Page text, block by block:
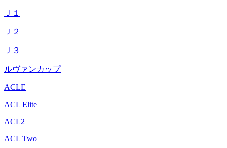
Ｊ１
Ｊ２
Ｊ３
ルヴァンカップ
ACLE
ACL Elite
ACL2
ACL Two